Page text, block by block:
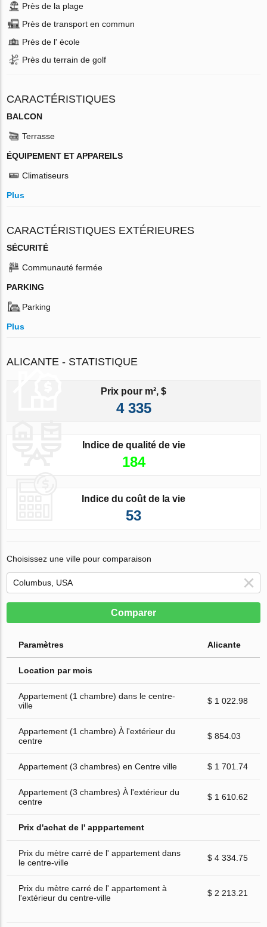
Près de la plage
Près de transport en commun
Près de l' école
Près du terrain de golf
CARACTÉRISTIQUES
BALCON
Terrasse
ÉQUIPEMENT ET APPAREILS
Climatiseurs
Plus
CARACTÉRISTIQUES EXTÉRIEURES
SÉCURITÉ
Communauté fermée
PARKING
Parking
Plus
ALICANTE - STATISTIQUE
Prix pour m², $
4 335
Indice de qualité de vie
184
Indice du coût de la vie
53
Choisissez une ville pour comparaison
Comparer
Paramètres Alicante
Location par mois
Appartement (1 chambre) dans le centre-
ville
$ 1 022.98
Appartement (1 chambre) À l'extérieur du
centre
$ 854.03
Appartement (3 chambres) en Centre ville $ 1 701.74
Appartement (3 chambres) À l'extérieur du
centre
$ 1 610.62
Prix d'achat de l' apppartement
Prix du mètre carré de l' appartement dans
le centre-ville
$ 4 334.75
Prix du mètre carré de l' appartement à
l'extérieur du centre-ville
$ 2 213.21